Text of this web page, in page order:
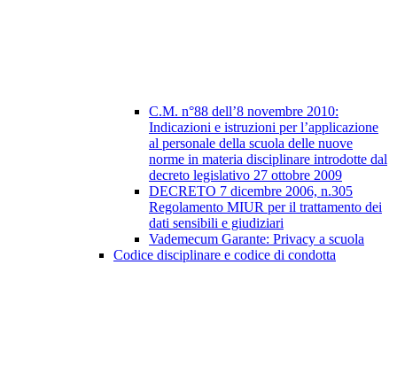
C.M. n°88 dell’8 novembre 2010:
Indicazioni e istruzioni per l’applicazione
al personale della scuola delle nuove
norme in materia disciplinare introdotte dal
decreto legislativo 27 ottobre 2009
DECRETO 7 dicembre 2006, n.305
Regolamento MIUR per il trattamento dei
dati sensibili e giudiziari
Vademecum Garante: Privacy a scuola
Codice disciplinare e codice di condotta